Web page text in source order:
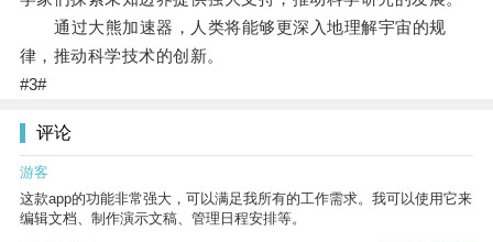
通过大熊加速器，人类将能够更深入地理解宇宙的规
律，推动科学技术的创新。
#3#
评论
游客
这款app的功能非常强大，可以满足我所有的工作需求。我可以使用它来
编辑文档、制作演示文稿、管理日程安排等。